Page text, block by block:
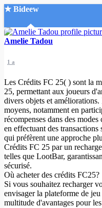
★ Bideew
Accueil
Recherche
Mon compte
Connexion
Créer un compte
Mode nuit
Amelie Tadou
1 a
Les Crédits FC 25( ) sont la
25, permettant aux joueurs
divers objets et
moyens, notamment en
récompenses dans des
en effectuant des
qui préfèrent une approche
Crédits FC 25 par un
telles que LootBar,
sécurisé.
Où acheter des crédits FC25?
Si vous souhaitez recharger
envisager la plateforme de
multitude d'avantages pour